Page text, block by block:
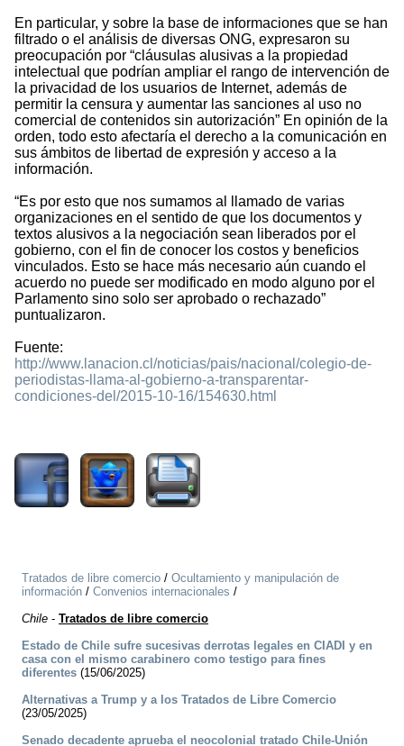
En particular, y sobre la base de informaciones que se han
filtrado o el análisis de diversas ONG, expresaron su
preocupación por “cláusulas alusivas a la propiedad
intelectual que podrían ampliar el rango de intervención de
la privacidad de los usuarios de Internet, además de
permitir la censura y aumentar las sanciones al uso no
comercial de contenidos sin autorización” En opinión de la
orden, todo esto afectaría el derecho a la comunicación en
sus ámbitos de libertad de expresión y acceso a la
información.
“Es por esto que nos sumamos al llamado de varias
organizaciones en el sentido de que los documentos y
textos alusivos a la negociación sean liberados por el
gobierno, con el fin de conocer los costos y beneficios
vinculados. Esto se hace más necesario aún cuando el
acuerdo no puede ser modificado en modo alguno por el
Parlamento sino solo ser aprobado o rechazado”
puntualizaron.
Fuente:
http://www.lanacion.cl/noticias/pais/nacional/colegio-de-
periodistas-llama-al-gobierno-a-transparentar-
condiciones-del/2015-10-16/154630.html
Tratados de libre comercio / Ocultamiento y manipulación de
información / Convenios internacionales /
Chile - Tratados de libre comercio
Estado de Chile sufre sucesivas derrotas legales en CIADI y en
casa con el mismo carabinero como testigo para fines
diferentes (15/06/2025)
Alternativas a Trump y a los Tratados de Libre Comercio
(23/05/2025)
Senado decadente aprueba el neocolonial tratado Chile-Unión